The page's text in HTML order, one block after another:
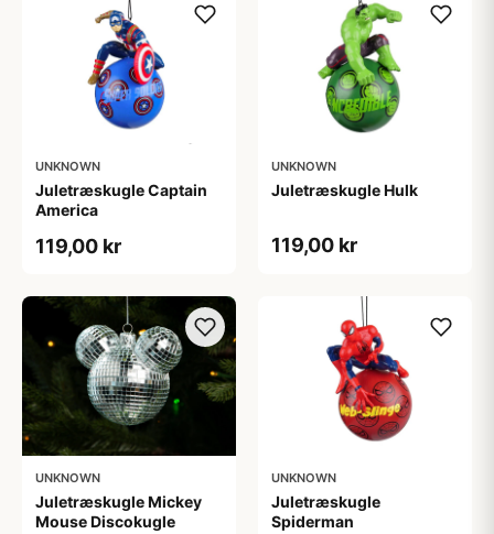
UNKNOWN
Juletræskugle Captain
America
119,00 kr
UNKNOWN
Juletræskugle Hulk
119,00 kr
UNKNOWN
Juletræskugle Mickey
Mouse Discokugle
UNKNOWN
Juletræskugle
Spiderman